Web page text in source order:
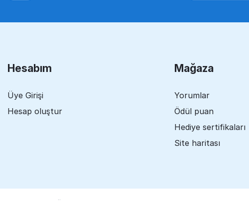
Hesabım
Üye Girişi
Hesap oluştur
Mağaza
Yorumlar
Ödül puan
Hediye sertifikaları
Site haritası